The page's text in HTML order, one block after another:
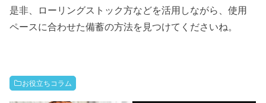
是非、ローリングストック方などを活用しながら、使用
ペースに合わせた備蓄の方法を見つけてくださいね。
お役立ちコラム